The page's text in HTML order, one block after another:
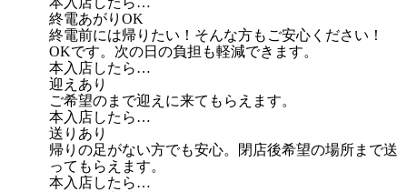
終電あがりOK
終電前には帰りたい！そんな方もご安心ください！
OKです。次の日の負担も軽減できます。
本入店したら…
迎えあり
ご希望のまで迎えに来てもらえます。
本入店したら…
送りあり
帰りの足がない方でも安心。閉店後希望の場所まで送
ってもらえます。
本入店したら…